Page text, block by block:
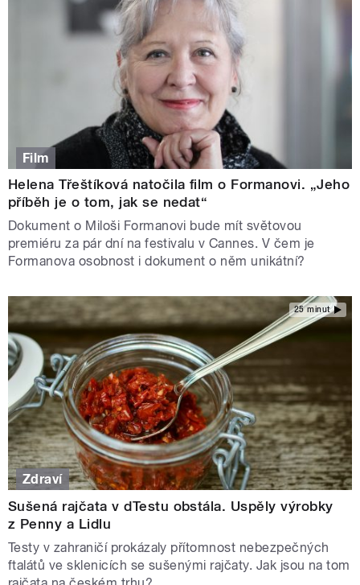
Film
Helena Třeštíková natočila film o Formanovi. „Jeho
příběh je o tom, jak se nedat“
Dokument o Miloši Formanovi bude mít světovou
premiéru za pár dní na festivalu v Cannes. V čem je
Formanova osobnost i dokument o něm unikátní?
25 minut
Zdraví
Sušená rajčata v dTestu obstála. Uspěly výrobky
z Penny a Lidlu
Testy v zahraničí prokázaly přítomnost nebezpečných
ftalátů ve sklenicích se sušenými rajčaty. Jak jsou na tom